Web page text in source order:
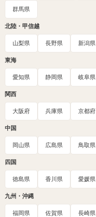
群馬県
北陸・甲信越
山梨県 長野県 新潟県
東海
愛知県 静岡県 岐阜県
関西
大阪府 兵庫県 京都府
中国
岡山県 広島県 鳥取県
四国
徳島県 香川県 愛媛県
九州・沖縄
福岡県 佐賀県 長崎県